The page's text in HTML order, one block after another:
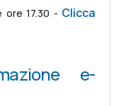
ore 17.30 - Clicca
e-